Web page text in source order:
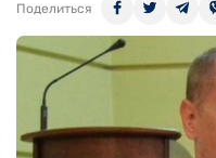
Поделиться